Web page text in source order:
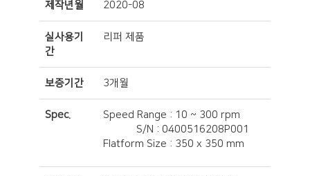
제작년월 2020-08
실사용기
간
리퍼 제품
보증기간 3개월
Spec.
Speed Range : 10 ~ 300 rpm
S/N : 0400516208P001
Flatform Size : 350 x 350 mm